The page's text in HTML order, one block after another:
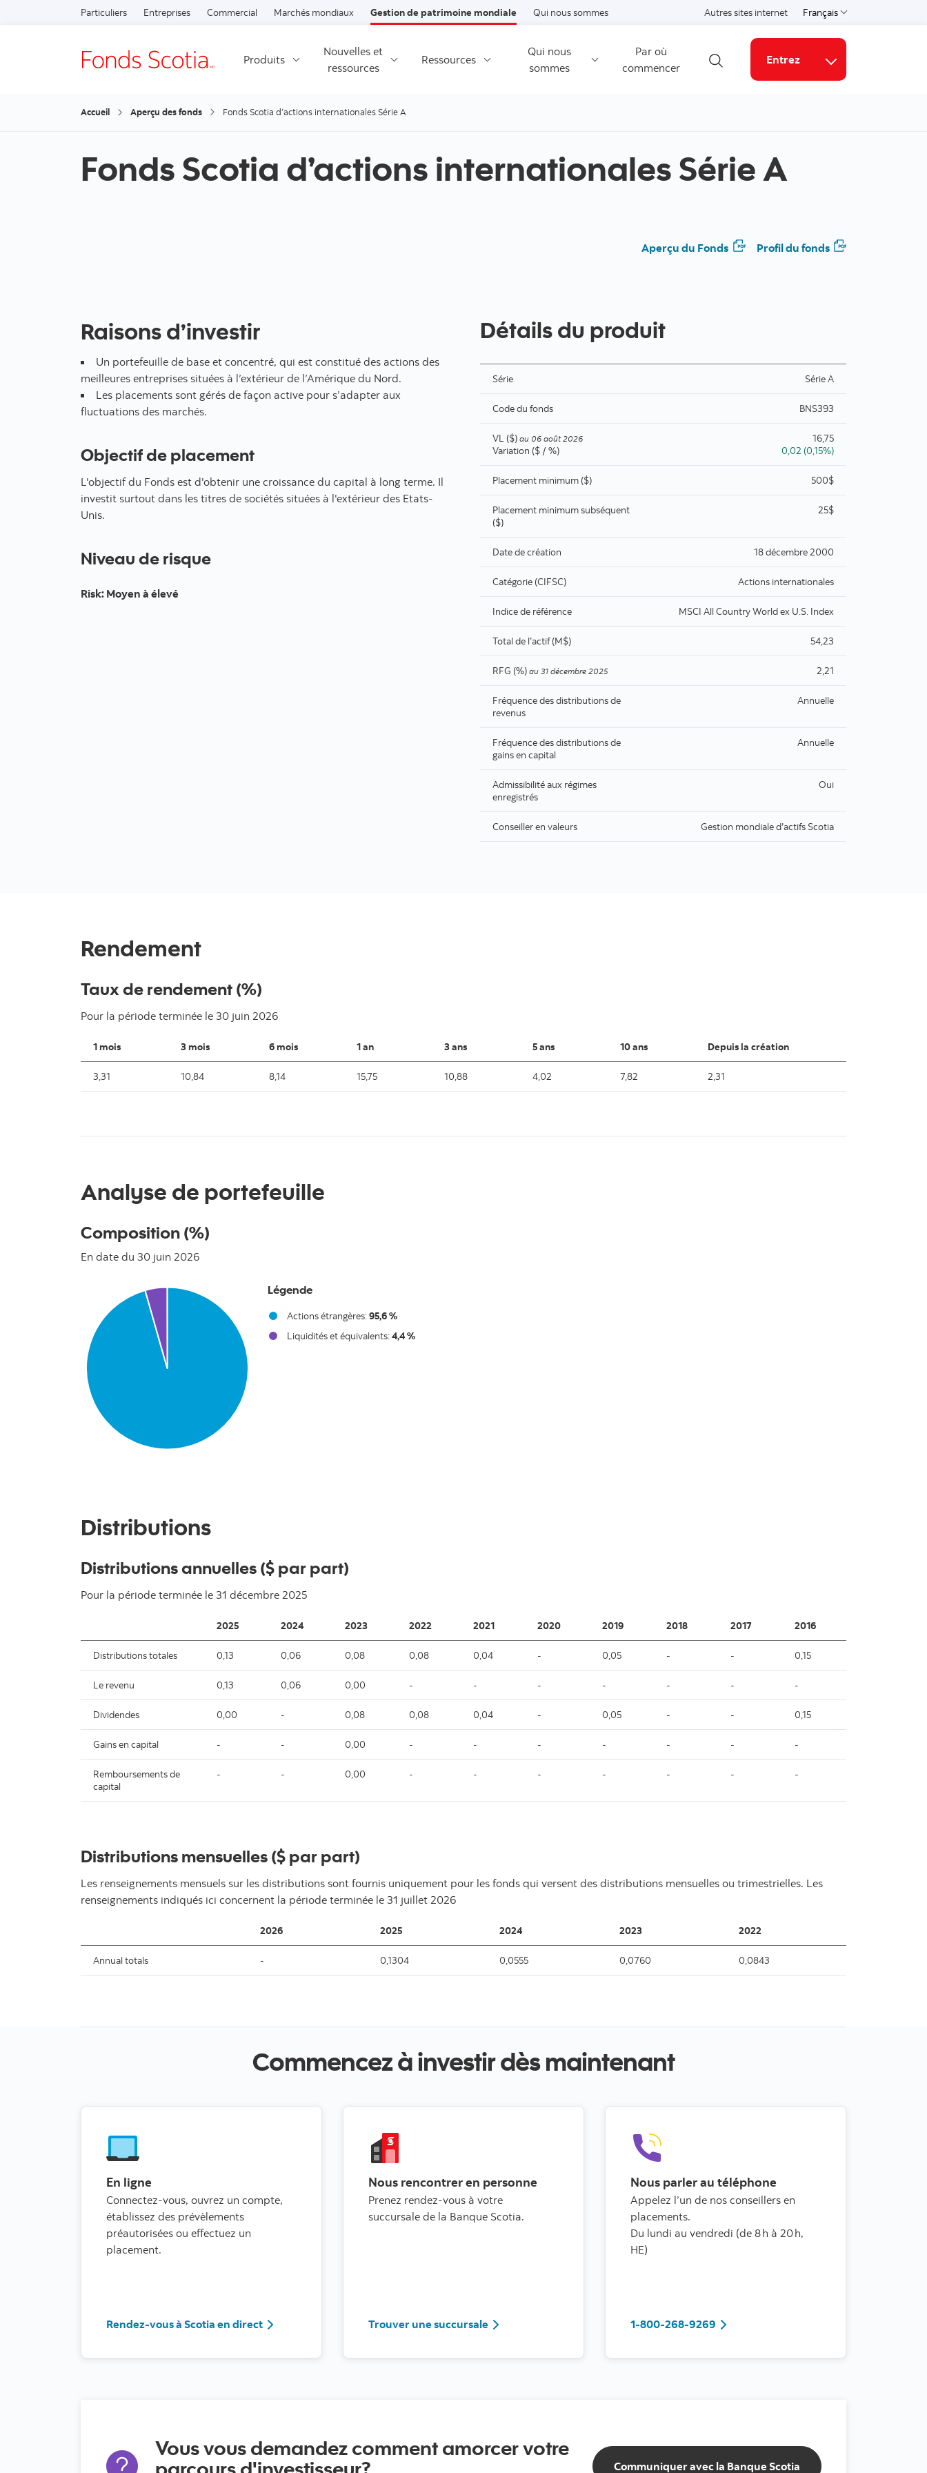
Passer au contenu
Particuliers Entreprises Commercial Marchés mondiaux Gestion de patrimoine mondiale Qui nous sommes Autres sites internet Français
Choisissez une langue
Produits
Nouvelles et
ressources
Ressources
Qui nous
sommes
Par où
commencer
Ouvrir la recherche
Entrez
Liens connexes
Accueil Aperçu des fonds Fonds Scotia d’actions internationales Série A
Fonds Scotia d’actions internationales Série A
Aperçu du Fonds Profil du fonds
Raisons d’investir
Un portefeuille de base et concentré, qui est constitué des actions des
meilleures entreprises situées à l’extérieur de l’Amérique du Nord.
Les placements sont gérés de façon active pour s’adapter aux
fluctuations des marchés.
Objectif de placement
L'objectif du Fonds est d'obtenir une croissance du capital à long terme. Il
investit surtout dans les titres de sociétés situées à l'extérieur des Etats-
Unis.
Niveau de risque
Risk: Moyen à élevé
Détails du produit
Série Série A
Code du fonds BNS393
VL ($) au 06 août 2026
Variation ($ / %)
16,75
0,02 (0,15%)
Placement minimum ($) 500$
Placement minimum subséquent
($)
25$
Date de création 18 décembre 2000
Catégorie (CIFSC) Actions internationales
Indice de référence MSCI All Country World ex U.S. Index
Total de l’actif (M$) 54,23
RFG (%) au 31 décembre 2025 2,21
Fréquence des distributions de
revenus
Annuelle
Fréquence des distributions de
gains en capital
Annuelle
Admissibilité aux régimes
enregistrés
Oui
Conseiller en valeurs Gestion mondiale d’actifs Scotia
Rendement
Taux de rendement (%)
Pour la période terminée le 30 juin 2026
1 mois 3 mois 6 mois 1 an 3 ans 5 ans 10 ans Depuis la création
3,31 10,84 8,14 15,75 10,88 4,02 7,82 2,31
Analyse de portefeuille
Composition (%)
En date du 30 juin 2026
Pie chart with 2 slices.
Actions étrangères:95,6 %
Liquidités et équivalents:4,4 %
Légende
Distributions
Distributions annuelles ($ par part)
Pour la période terminée le 31 décembre 2025
2025 2024 2023 2022 2021 2020 2019 2018 2017 2016
Distributions totales 0,13 0,06 0,08 0,08 0,04 - 0,05 - - 0,15
Le revenu 0,13 0,06 0,00 - - - - - - -
Dividendes 0,00 - 0,08 0,08 0,04 - 0,05 - - 0,15
Gains en capital - - 0,00 - - - - - - -
Remboursements de
capital
- - 0,00 - - - - - - -
Distributions mensuelles ($ par part)
Les renseignements mensuels sur les distributions sont fournis uniquement pour les fonds qui versent des distributions mensuelles ou trimestrielles. Les
renseignements indiqués ici concernent la période terminée le 31 juillet 2026
2026 2025 2024 2023 2022
Annual totals - 0,1304 0,0555 0,0760 0,0843
Commencez à investir dès maintenant
En ligne
Connectez-vous, ouvrez un compte,
établissez des prévèlements
préautorisées ou effectuez un
placement.
Rendez-vous à Scotia en directRendez-vous à Scotia en direct
Nous rencontrer en personne
Prenez rendez-vous à votre
succursale de la Banque Scotia.
Trouver une succursale Trouver une succursale
Nous parler au téléphone
Appelez l’un de nos conseillers en
placements.
Du lundi au vendredi (de 8 h à 20 h,
HE)
1-800-268-9269 1-800-268-9269
Vous vous demandez comment amorcer votre
Communiquer avec la Banque Scotia